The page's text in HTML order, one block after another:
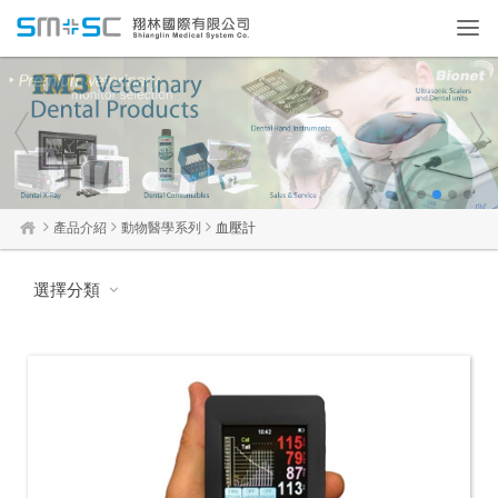
1 2 3 4
產品介紹 動物醫學系列 血壓計
選擇分類